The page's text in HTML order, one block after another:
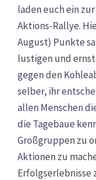
laden euch ein
Aktions-Rallye.
August) Punkte
lustigen und
gegen den
selber, ihr
allen Menschen
die Tagebaue
Großgruppen zu
Aktionen zu
Erfolgserlebnisse